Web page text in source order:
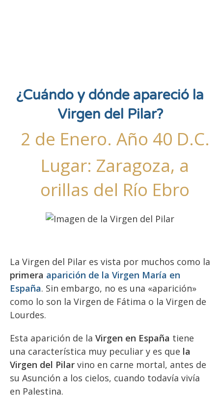
¿Cuándo y dónde apareció la
Virgen del Pilar?
2 de Enero. Año 40 D.C.
Lugar: Zaragoza, a
orillas del Río Ebro
La Virgen del Pilar es vista por muchos como la
primera aparición de la Virgen María en
España. Sin embargo, no es una «aparición»
como lo son la Virgen de Fátima o la Virgen de
Lourdes.
Esta aparición de la Virgen en España tiene
una característica muy peculiar y es que la
Virgen del Pilar vino en carne mortal, antes de
su Asunción a los cielos, cuando todavía vivía
en Palestina.